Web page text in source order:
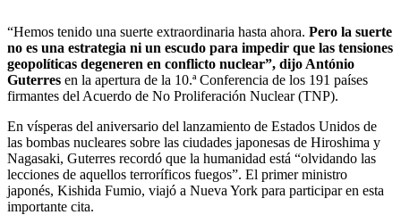
“Hemos tenido una suerte extraordinaria hasta ahora. Pero la suerte
no es una estrategia ni un escudo para impedir que las tensiones
geopolíticas degeneren en conflicto nuclear”, dijo António
Guterres en la apertura de la 10.ª Conferencia de los 191 países
firmantes del Acuerdo de No Proliferación Nuclear (TNP).
En vísperas del aniversario del lanzamiento de Estados Unidos de
las bombas nucleares sobre las ciudades japonesas de Hiroshima y
Nagasaki, Guterres recordó que la humanidad está “olvidando las
lecciones de aquellos terroríficos fuegos”. El primer ministro
japonés, Kishida Fumio, viajó a Nueva York para participar en esta
importante cita.